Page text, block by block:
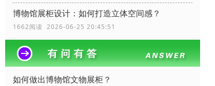
博物馆展柜设计：如何打造立体空间感？
1662阅读 2026-06-25 20:45:51
如何做出博物馆文物展柜？